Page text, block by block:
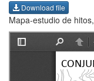
Download file
Mapa-estudio de